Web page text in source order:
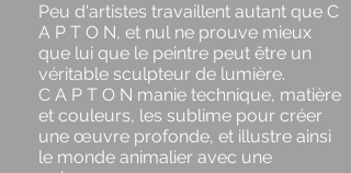
Peu d'artistes travaillent autant que C
A P T O N, et nul ne prouve mieux
que lui que le peintre peut être un
véritable sculpteur de lumière.
C A P T O N manie technique, matière
et couleurs, les sublime pour créer
une œuvre profonde, et illustre ainsi
le monde animalier avec une